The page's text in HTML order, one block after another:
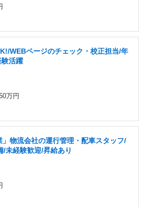
WEBページのチェック・校正担当/年
験活躍
万円
」物流会社の運行管理・配車スタッフ/
未経験歓迎/昇給あり